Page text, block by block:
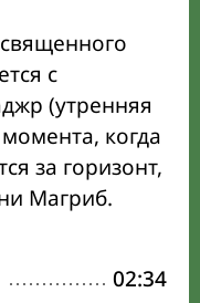
с
(утренняя
когда
за горизонт,
Магриб.
02:34